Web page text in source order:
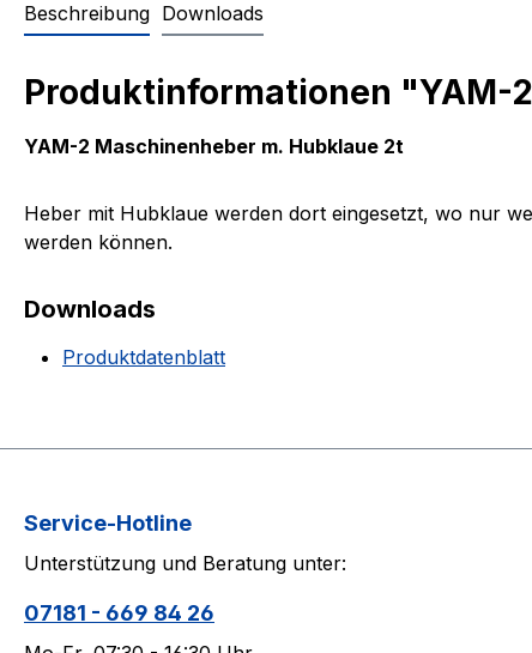
Beschreibung Downloads
Produktinformationen "YAM-
YAM-2 Maschinenheber m. Hubklaue 2t
Heber mit Hubklaue werden dort eingesetzt, wo nur
werden können.
Downloads
Produktdatenblatt
Service-Hotline
Unterstützung und Beratung unter:
07181 - 669 84 26